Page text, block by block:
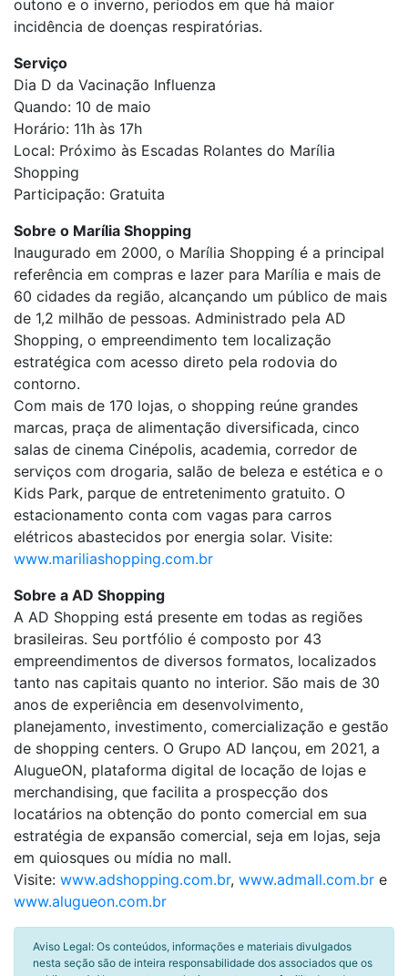
outono e o inverno, períodos em que há maior
incidência de doenças respiratórias.
Serviço
Dia D da Vacinação Influenza
Quando: 10 de maio
Horário: 11h às 17h
Local: Próximo às Escadas Rolantes do Marília
Shopping
Participação: Gratuita
Sobre o Marília Shopping
Inaugurado em 2000, o Marília Shopping é a principal
referência em compras e lazer para Marília e mais de
60 cidades da região, alcançando um público de mais
de 1,2 milhão de pessoas. Administrado pela AD
Shopping, o empreendimento tem localização
estratégica com acesso direto pela rodovia do
contorno.
Com mais de 170 lojas, o shopping reúne grandes
marcas, praça de alimentação diversificada, cinco
salas de cinema Cinépolis, academia, corredor de
serviços com drogaria, salão de beleza e estética e o
Kids Park, parque de entretenimento gratuito. O
estacionamento conta com vagas para carros
elétricos abastecidos por energia solar. Visite:
www.mariliashopping.com.br
Sobre a AD Shopping
A AD Shopping está presente em todas as regiões
brasileiras. Seu portfólio é composto por 43
empreendimentos de diversos formatos, localizados
tanto nas capitais quanto no interior. São mais de 30
anos de experiência em desenvolvimento,
planejamento, investimento, comercialização e gestão
de shopping centers. O Grupo AD lançou, em 2021, a
AlugueON, plataforma digital de locação de lojas e
merchandising, que facilita a prospecção dos
locatários na obtenção do ponto comercial em sua
estratégia de expansão comercial, seja em lojas, seja
em quiosques ou mídia no mall.
Visite: www.adshopping.com.br, www.admall.com.br e
www.alugueon.com.br
Aviso Legal: Os conteúdos, informações e materiais divulgados
nesta seção são de inteira responsabilidade dos associados que os